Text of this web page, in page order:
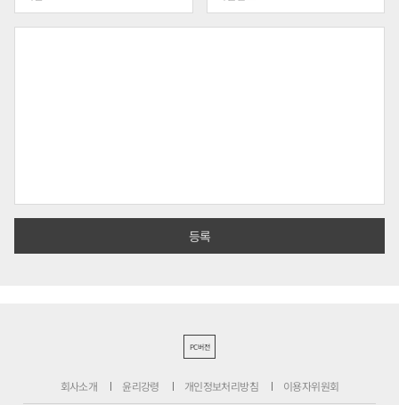
PC버전
회사소개 윤리강령 개인정보처리방침 이용자위원회